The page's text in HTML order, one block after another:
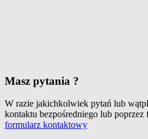
Masz pytania ?
W razie jakichkolwiek pytań lub
kontaktu bezpośredniego lub
formularz kontaktowy